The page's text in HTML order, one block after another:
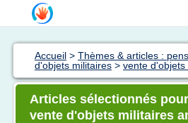
Accueil > Thèmes & articles :
d'objets militaires > vente d'objets
Articles sélectionnés
vente d'objets militaires